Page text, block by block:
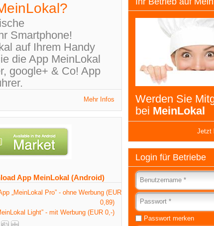
Smartphone!
auf Ihrem Handy
die App MeinLokal
google+ & Co! App
Mehr Infos
App MeinLokal (Android)
„MeinLokal Pro” - ohne Werbung (EUR
0,89)
Light” - mit Werbung (EUR 0,-)
Werden Sie
bei MeinLokal
Jetzt
Login für Betriebe
Passwort merken